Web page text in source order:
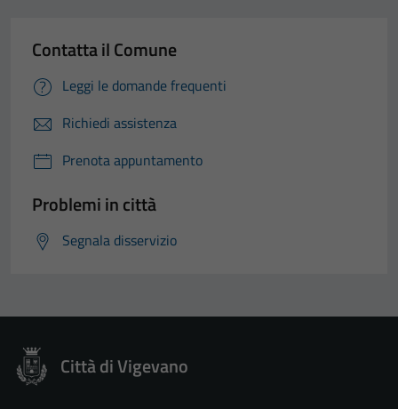
Contatta il Comune
Leggi le domande frequenti
Richiedi assistenza
Prenota appuntamento
Problemi in città
Segnala disservizio
Città di Vigevano